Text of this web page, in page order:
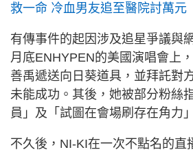
救一命 冷血男友追至醫院討萬元
有傳事件的起因涉及追星爭議與
月底ENHYPEN的美國演唱會上
善禹遞送向日葵道具，並拜託對
未能成功。其後，她被部分粉絲
員」及「試圖在會場刷存在角力
不久後，NI-KI在一次不點名的直